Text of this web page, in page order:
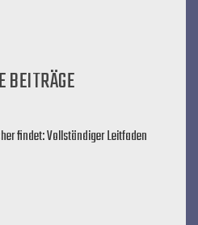
BEITRÄGE
findet: Vollständiger Leitfaden